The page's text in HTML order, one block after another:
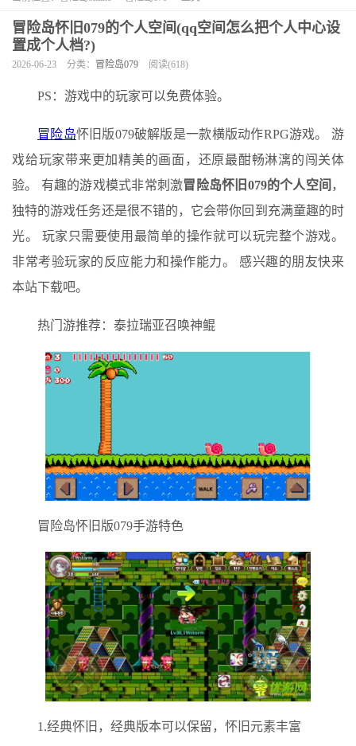
冒险岛怀旧079的个人空间(qq空间怎么把个人中心设
置成个人档?)
2026-06-23 分类： 冒险岛079 阅读(618)
PS：游戏中的玩家可以免费体验。
冒险岛怀旧版079破解版是一款横版动作RPG游戏。 游
戏给玩家带来更加精美的画面，还原最酣畅淋漓的闯关体
验。 有趣的游戏模式非常刺激冒险岛怀旧079的个人空间 ，
独特的游戏任务还是很不错的，它会带你回到充满童趣的时
光。 玩家只需要使用最简单的操作就可以玩完整个游戏。
非常考验玩家的反应能力和操作能力。 感兴趣的朋友快来
本站下载吧。
热门游推荐：泰拉瑞亚召唤神鲲
冒险岛怀旧版079手游特色
1.经典怀旧，经典版本可以保留，怀旧元素丰富